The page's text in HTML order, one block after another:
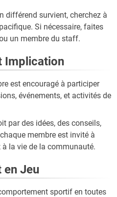
différend survient, cherchez à
Si nécessaire, faites
un membre du staff.
Implication
est encouragé à participer
événements, et activités de
par des idées, des conseils,
membre est invité à
la vie de la communauté.
en Jeu
sportif en toutes